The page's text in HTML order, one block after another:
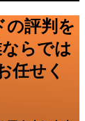
の評判を
らでは
任せく